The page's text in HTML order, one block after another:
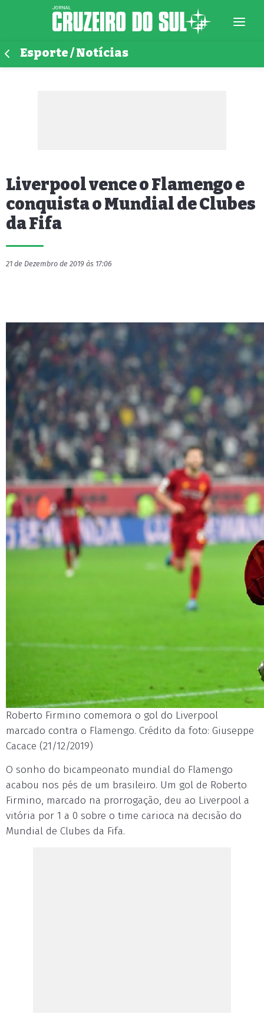
Esporte / Notícias
Liverpool vence o Flamengo e
conquista o Mundial de Clubes
da Fifa
21 de Dezembro de 2019 às 17:06
Roberto Firmino comemora o gol do Liverpool
marcado contra o Flamengo. Crédito da foto: Giuseppe
Cacace (21/12/2019)
O sonho do bicampeonato mundial do Flamengo
acabou nos pés de um brasileiro. Um gol de Roberto
Firmino, marcado na prorrogação, deu ao Liverpool a
vitória por 1 a 0 sobre o time carioca na decisão do
Mundial de Clubes da Fifa.